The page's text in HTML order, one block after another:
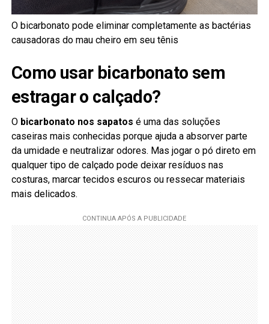
O bicarbonato pode eliminar completamente as bactérias
causadoras do mau cheiro em seu tênis
Como usar bicarbonato sem
estragar o calçado?
O bicarbonato nos sapatos é uma das soluções
caseiras mais conhecidas porque ajuda a absorver parte
da umidade e neutralizar odores. Mas jogar o pó direto em
qualquer tipo de calçado pode deixar resíduos nas
costuras, marcar tecidos escuros ou ressecar materiais
mais delicados.